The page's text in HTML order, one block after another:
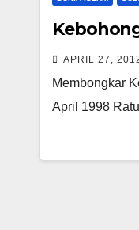
APRIL 27,
Membongkar
April 1998